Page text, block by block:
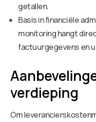
getallen.
Basis in financiële
monitoring hangt
factuurgegevens en
verdieping
Om